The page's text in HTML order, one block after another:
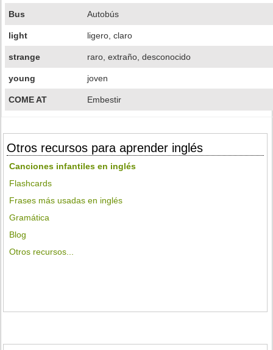
Bus Autobús
light ligero, claro
strange raro, extraño, desconocido
young joven
COME AT Embestir
Otros recursos para aprender inglés
Canciones infantiles en inglés
Flashcards
Frases más usadas en inglés
Gramática
Blog
Otros recursos...